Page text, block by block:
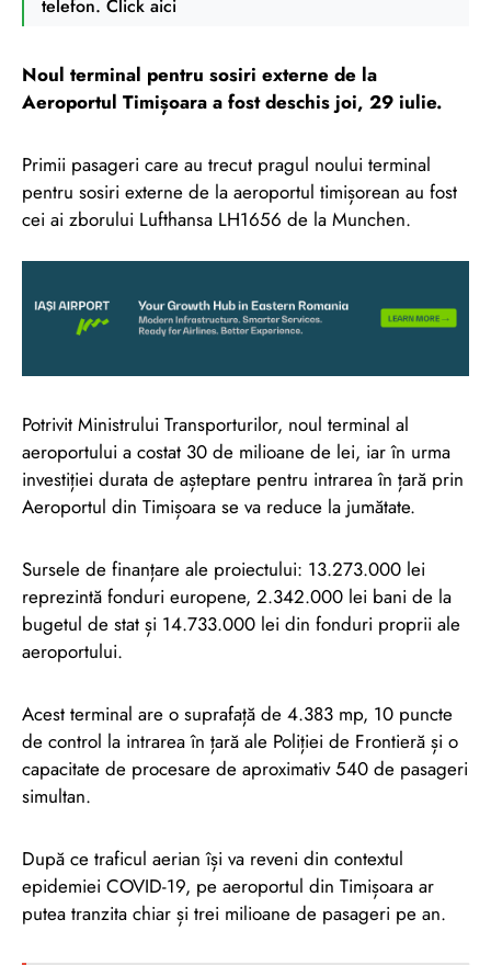
telefon. Click aici
Noul terminal pentru sosiri externe de la
Aeroportul Timișoara a fost deschis joi, 29 iulie.
Primii pasageri care au trecut pragul noului terminal
pentru sosiri externe de la aeroportul timișorean au fost
cei ai zborului Lufthansa LH1656 de la Munchen.
Potrivit Ministrului Transporturilor, noul terminal al
aeroportului a costat 30 de milioane de lei, iar în urma
investiției durata de așteptare pentru intrarea în țară prin
Aeroportul din Timișoara se va reduce la jumătate.
Sursele de finanțare ale proiectului: 13.273.000 lei
reprezintă fonduri europene, 2.342.000 lei bani de la
bugetul de stat și 14.733.000 lei din fonduri proprii ale
aeroportului.
Acest terminal are o suprafață de 4.383 mp, 10 puncte
de control la intrarea în țară ale Poliției de Frontieră și o
capacitate de procesare de aproximativ 540 de pasageri
simultan.
După ce traficul aerian își va reveni din contextul
epidemiei COVID-19, pe aeroportul din Timișoara ar
putea tranzita chiar și trei milioane de pasageri pe an.